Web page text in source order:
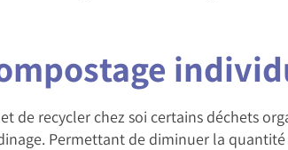
de recycler chez soi certains déchets
Permettant de diminuer la